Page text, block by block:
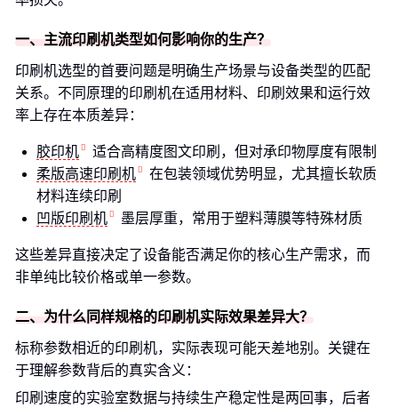
一、主流印刷机类型如何影响你的生产？
印刷机选型的首要问题是明确生产场景与设备类型的匹配
关系。不同原理的印刷机在适用材料、印刷效果和运行效
率上存在本质差异：
胶印机
适合高精度图文印刷，但对承印物厚度有限制
柔版高速印刷机
在包装领域优势明显，尤其擅长软质
材料连续印刷
凹版印刷机
墨层厚重，常用于塑料薄膜等特殊材质
这些差异直接决定了设备能否满足你的核心生产需求，而
非单纯比较价格或单一参数。
二、为什么同样规格的印刷机实际效果差异大？
标称参数相近的印刷机，实际表现可能天差地别。关键在
于理解参数背后的真实含义：
印刷速度的实验室数据与持续生产稳定性是两回事，后者